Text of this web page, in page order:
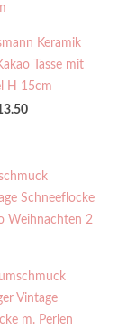
Keramik
Tasse mit
H 15cm
Vintage
m. Perlen